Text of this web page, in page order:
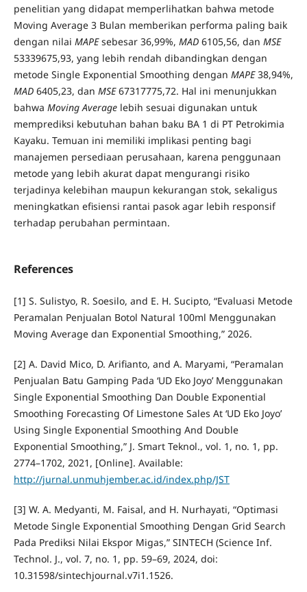
penelitian yang didapat memperlihatkan bahwa metode
Moving Average 3 Bulan memberikan performa paling baik
dengan nilai MAPEsebesar 36,99%, MAD6105,56, dan MSE
53339675,93, yang lebih rendah dibandingkan dengan
metode Single Exponential Smoothing dengan MAPE38,94%,
MAD6405,23, dan MSE67317775,72. Hal ini menunjukkan
bahwa Moving Averagelebih sesuai digunakan untuk
memprediksi kebutuhan bahan baku BA 1 di PT Petrokimia
Kayaku. Temuan ini memiliki implikasi penting bagi
manajemen persediaan perusahaan, karena penggunaan
metode yang lebih akurat dapat mengurangi risiko
terjadinya kelebihan maupun kekurangan stok, sekaligus
meningkatkan efisiensi rantai pasok agar lebih responsif
terhadap perubahan permintaan.
References
[1] S. Sulistyo, R. Soesilo, and E. H. Sucipto, “Evaluasi Metode
Peramalan Penjualan Botol Natural 100ml Menggunakan
Moving Average dan Exponential Smoothing,” 2026.
[2] A. David Mico, D. Arifianto, and A. Maryami, “Peramalan
Penjualan Batu Gamping Pada ‘UD Eko Joyo’ Menggunakan
Single Exponential Smoothing Dan Double Exponential
Smoothing Forecasting Of Limestone Sales At ‘UD Eko Joyo’
Using Single Exponential Smoothing And Double
Exponential Smoothing,” J. Smart Teknol., vol. 1, no. 1, pp.
2774–1702, 2021, [Online]. Available:
http://jurnal.unmuhjember.ac.id/index.php/JST
[3] W. A. Medyanti, M. Faisal, and H. Nurhayati, “Optimasi
Metode Single Exponential Smoothing Dengan Grid Search
Pada Prediksi Nilai Ekspor Migas,” SINTECH (Science Inf.
Technol. J., vol. 7, no. 1, pp. 59–69, 2024, doi:
10.31598/sintechjournal.v7i1.1526.